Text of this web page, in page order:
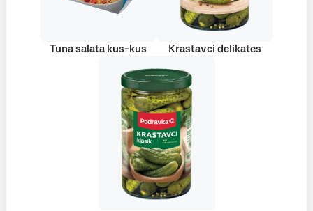
Tuna salata kus-kus Krastavci delikates